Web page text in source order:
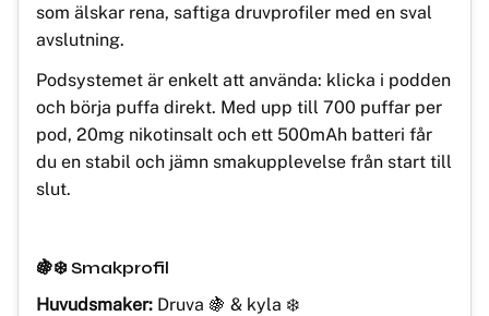
som älskar rena, saftiga druvprofiler med en sval
avslutning.
Podsystemet är enkelt att använda: klicka i podden
och börja puffa direkt. Med upp till 700 puffar per
pod, 20mg nikotinsalt och ett 500mAh batteri får
du en stabil och jämn smakupplevelse från start till
slut.
🍇❄️Smakprofil
Huvudsmaker: Druva 🍇 & kyla ❄️